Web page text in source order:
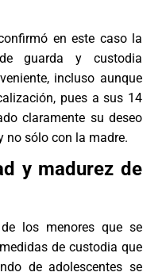
en este caso la
guarda y custodia
incluso aunque
pues a sus 14
claramente su deseo
no sólo con la madre.
y madurez de
los menores que se
de custodia que
de adolescentes se